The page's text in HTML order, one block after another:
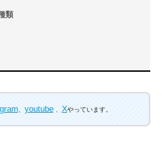
類
youtube、 Xやっています。